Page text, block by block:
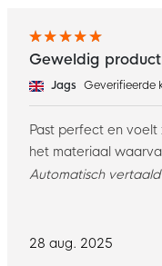
28 aug. 2025
Geweldig product
Jags Geverifieerde
Past perfect en
het materiaal
Automatisch vertaald